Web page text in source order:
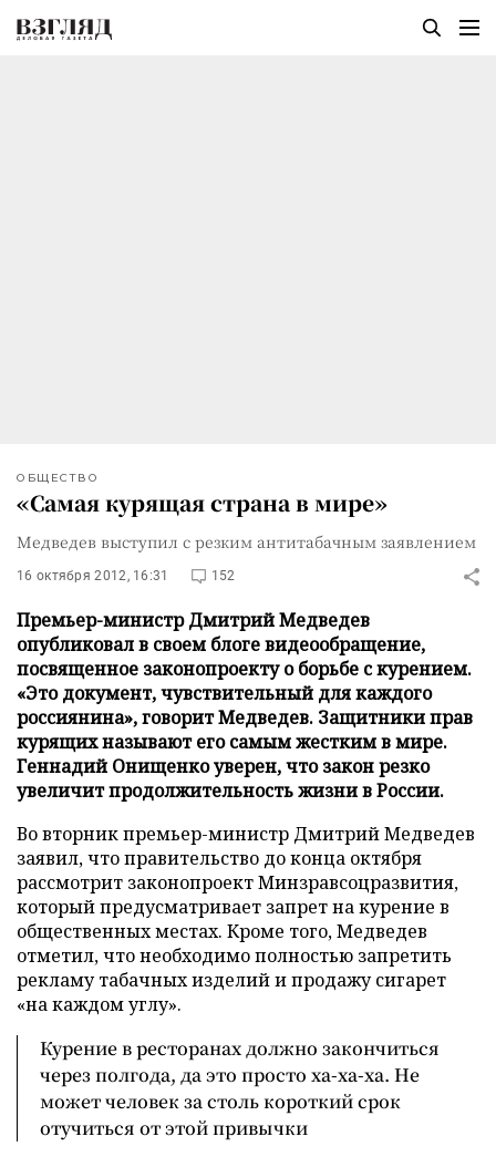
ОБЩЕСТВО
«Самая курящая страна в мире»
Медведев выступил с резким антитабачным заявлением
16 октября 2012, 16:31 152
Премьер-министр Дмитрий Медведев
опубликовал в своем блоге видеообращение,
посвященное законопроекту о борьбе с курением.
«Это документ, чувствительный для каждого
россиянина», говорит Медведев. Защитники прав
курящих называют его самым жестким в мире.
Геннадий Онищенко уверен, что закон резко
увеличит продолжительность жизни в России.
Во вторник премьер-министр Дмитрий Медведев
заявил, что правительство до конца октября
рассмотрит законопроект Минзравсоцразвития,
который предусматривает запрет на курение в
общественных местах. Кроме того, Медведев
отметил, что необходимо полностью запретить
рекламу табачных изделий и продажу сигарет
«на каждом углу».
Курение в ресторанах должно закончиться
через полгода, да это просто ха-ха-ха. Не
может человек за столь короткий срок
отучиться от этой привычки